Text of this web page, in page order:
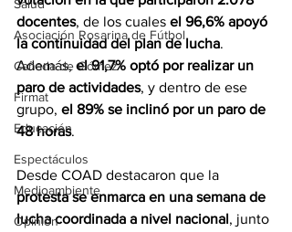
Salud
Asociación Rosarina de Fútbol
Cañada de Gómez
Firmat
Educación
Espectáculos
Medioambiente
Opinión
docentes, de los cuales el 96,6% apoyó
la continuidad del plan de lucha.
Además, el 91,7% optó por realizar un
paro de actividades, y dentro de ese
grupo, el 89% se inclinó por un paro de
48 horas.
Desde COAD destacaron que la
protesta se enmarca en una semana de
lucha coordinada a nivel nacional, junto